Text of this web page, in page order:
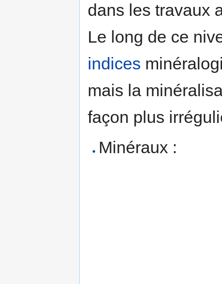
dans les travaux
Le long de ce
indices
mais la
façon plus
Minéraux :